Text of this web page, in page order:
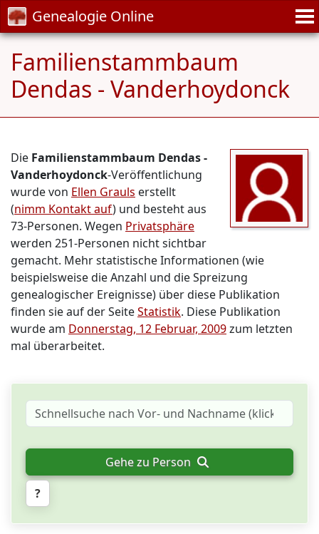
Genealogie Online
Familienstammbaum
Dendas - Vanderhoydonck
Die Familienstammbaum Dendas -
Vanderhoydonck-Veröffentlichung
wurde von Ellen Grauls erstellt
(nimm Kontakt auf) und besteht aus
73-Personen. Wegen Privatsphäre
werden 251-Personen nicht sichtbar
gemacht. Mehr statistische Informationen (wie
beispielsweise die Anzahl und die Spreizung
genealogischer Ereignisse) über diese Publikation
finden sie auf der SeiteStatistik. Diese Publikation
wurde am Donnerstag, 12 Februar, 2009zum letzten
mal überarbeitet.
Gehe zu Person
?